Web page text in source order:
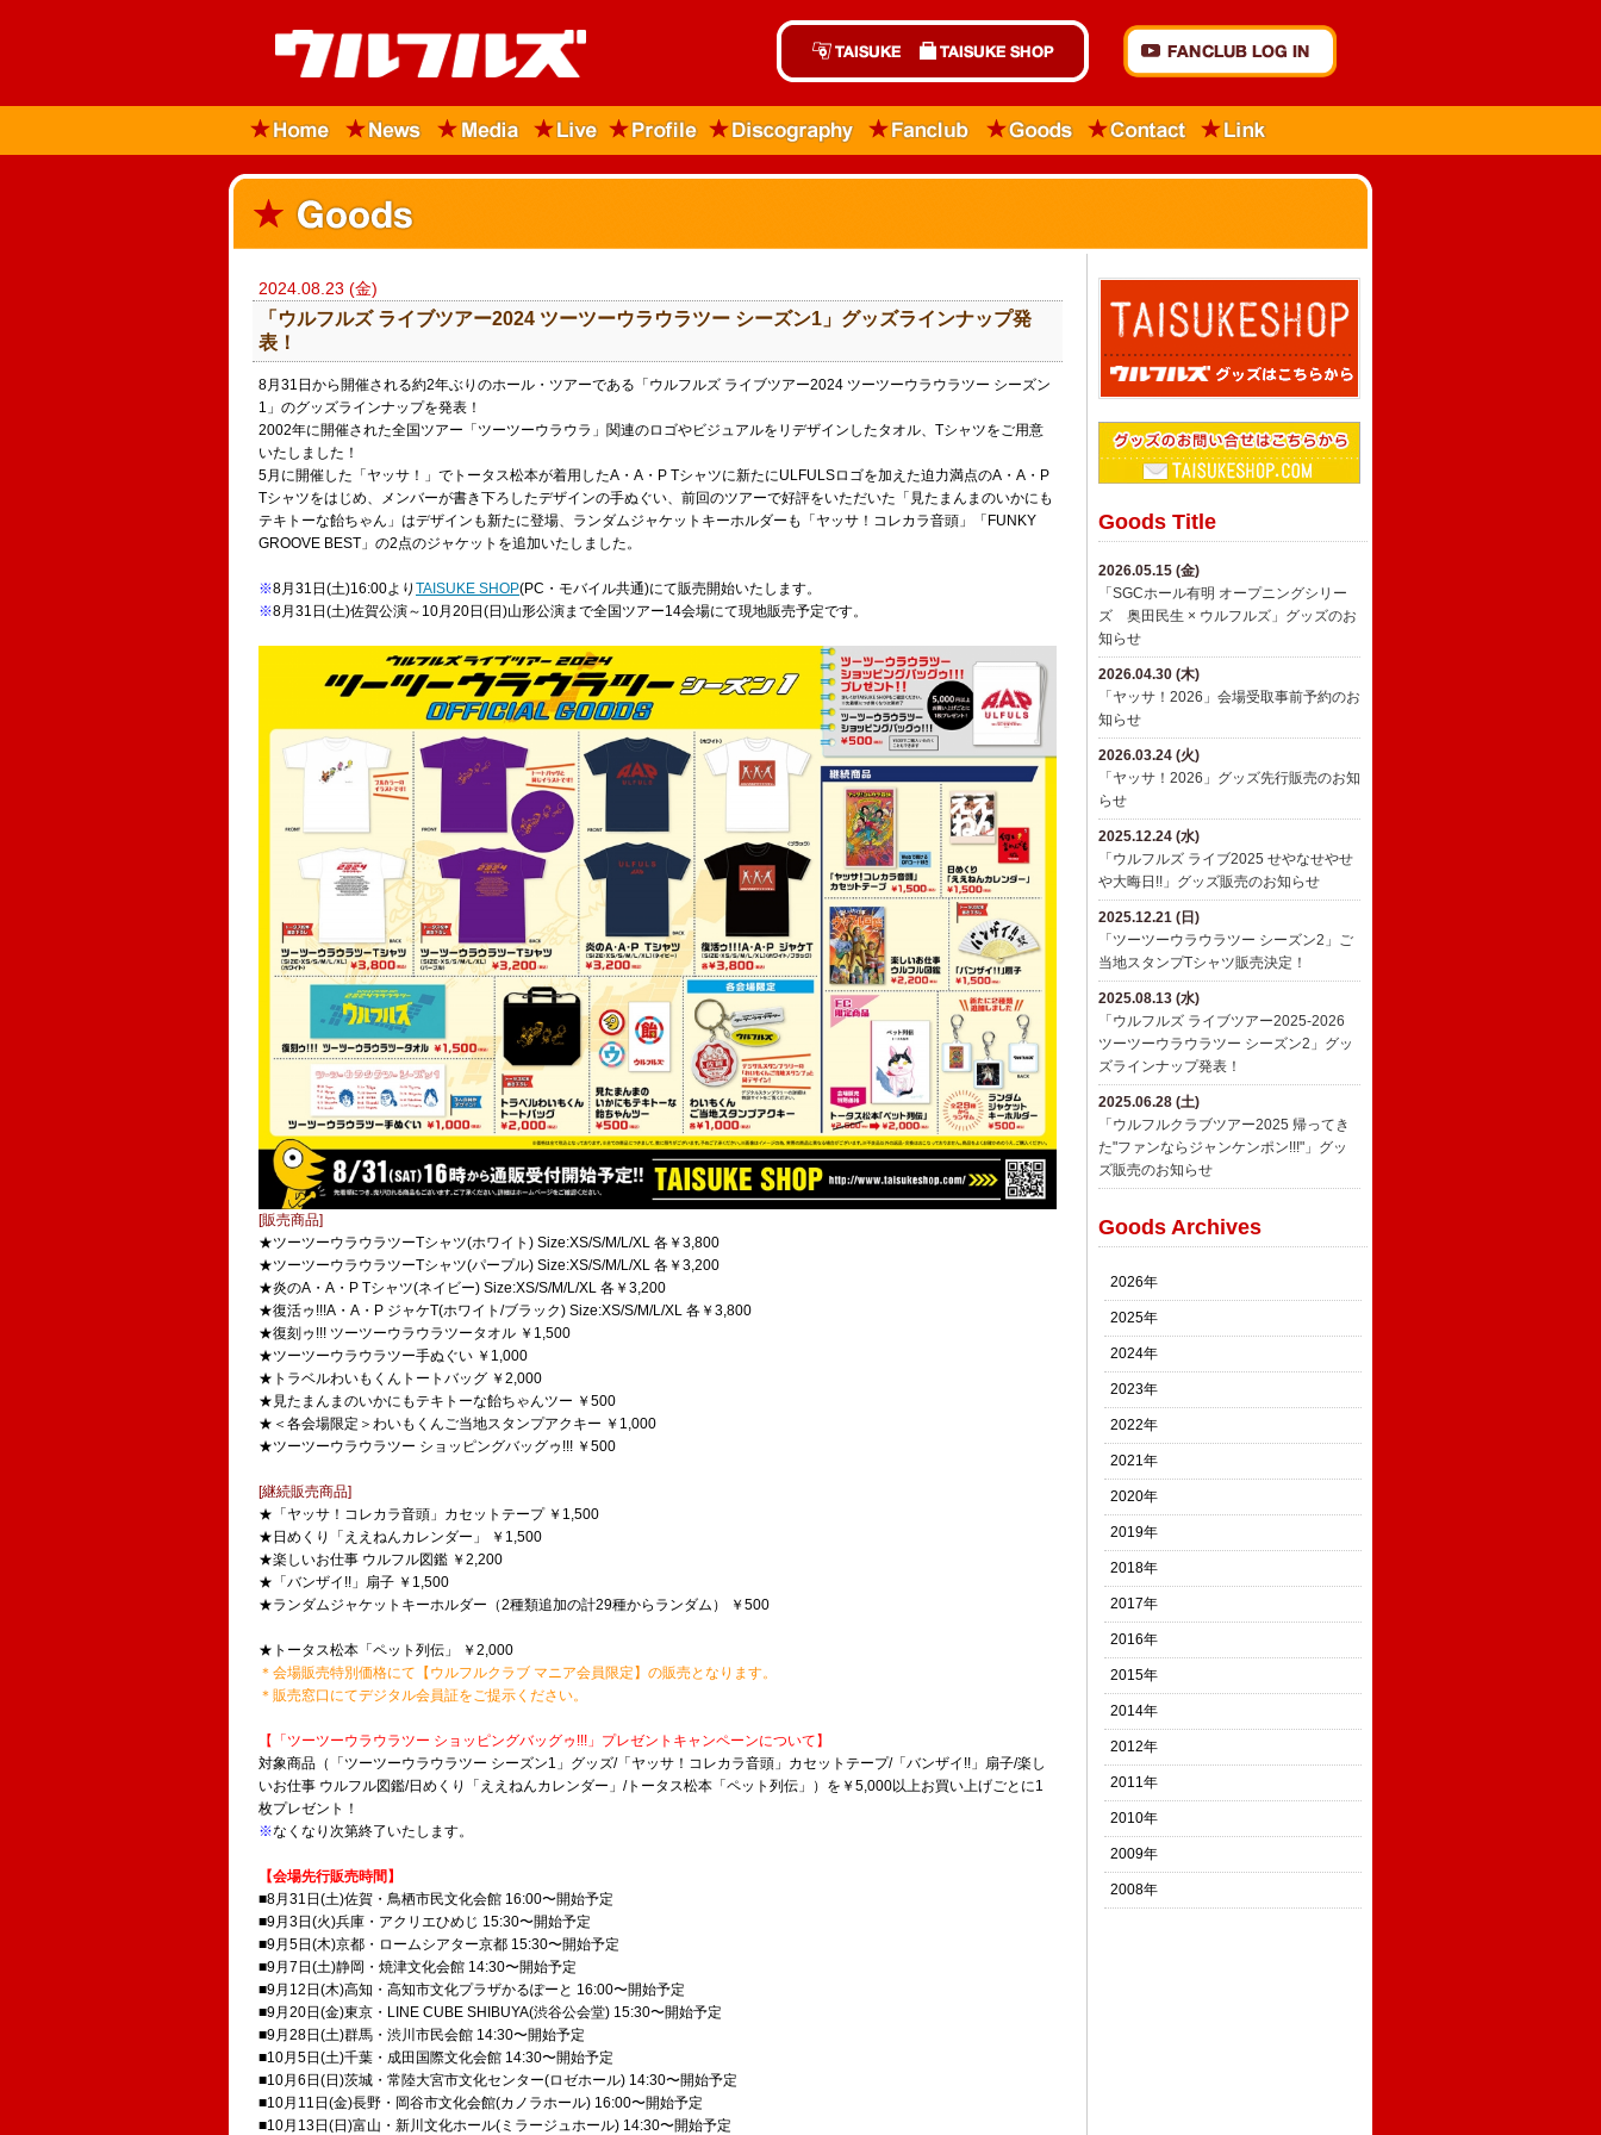
2024.08.23 (金)
「​​ウルフルズ ライブツアー2024 ツーツーウラウラツー シーズン1」グッズラインナップ発
表！
8月31日から開催される約2年ぶりのホール・ツアーである「ウルフルズ ライブツアー2024 ツーツーウラウラツー シーズン
1」のグッズラインナップを発表！
2002年に開催された全国ツアー「ツーツーウラウラ」関連のロゴやビジュアルをリデザインしたタオル、Tシャツをご用意
いたしました！
5月に開催した「ヤッサ！」でトータス松本が着用したA・A・P Tシャツに新たにULFULSロゴを加えた迫力満点のA・A・P
Tシャツをはじめ、メンバーが書き下ろしたデザインの手ぬぐい、前回のツアーで好評をいただいた「見たまんまのいかにも
テキトーな飴ちゃん」はデザインも新たに登場、ランダムジャケットキーホルダーも「ヤッサ！コレカラ音頭」「FUNKY
GROOVE BEST」の2点のジャケットを追加いたしました。
※8月31日(土)16:00より TAISUKE SHOP(PC・モバイル共通)にて販売開始いたします。
※8月31日(土)佐賀公演～10月20日(日)山形公演まで全国ツアー14会場にて現地販売予定です。
[販売商品]
★ツーツーウラウラツーTシャツ(ホワイト) Size:XS/S/M/L/XL 各￥3,800
★ツーツーウラウラツーTシャツ(パープル) Size:XS/S/M/L/XL 各￥3,200
★炎のA・A・P Tシャツ(ネイビー) Size:XS/S/M/L/XL 各￥3,200
★復活ゥ!!!A・A・P ジャケT(ホワイト/ブラック) Size:XS/S/M/L/XL 各￥3,800
★復刻ゥ!!! ツーツーウラウラツータオル ￥1,500
★ツーツーウラウラツー手ぬぐい ￥1,000
★トラベルわいもくんトートバッグ ￥2,000
★見たまんまのいかにもテキトーな飴ちゃんツー ￥500
★＜各会場限定＞わいもくんご当地スタンプアクキー ￥1,000
★ツーツーウラウラツー ショッピングバッグゥ!!! ￥500
[継続販売商品]
★「ヤッサ！コレカラ音頭」カセットテープ ￥1,500
★日めくり「ええねんカレンダー」 ￥1,500
★楽しいお仕事 ウルフル図鑑 ￥2,200
★「バンザイ!!」扇子 ￥1,500
★ランダムジャケットキーホルダー（2種類追加の計29種からランダム） ￥500
★トータス松本「ペット列伝」 ￥2,000
＊会場販売特別価格にて【ウルフルクラブ マニア会員限定】の販売となります。
＊販売窓口にてデジタル会員証をご提示ください。
【「ツーツーウラウラツー ショッピングバッグゥ!!!」プレゼントキャンペーンについて】
対象商品（「ツーツーウラウラツー シーズン1」グッズ/「ヤッサ！コレカラ音頭」カセットテープ/「バンザイ!!」扇子/楽し
いお仕事 ウルフル図鑑/日めくり「ええねんカレンダー」/トータス松本「ペット列伝」）を￥5,000以上お買い上げごとに1
枚プレゼント！
※なくなり次第終了いたします。
【会場先行販売時間】
■8月31日(土)佐賀・鳥栖市民文化会館 16:00〜開始予定
■9月3日(火)兵庫・アクリエひめじ 15:30〜開始予定
■9月5日(木)京都・ロームシアター京都 15:30〜開始予定
■9月7日(土)静岡・焼津文化会館 14:30〜開始予定
■9月12日(木)高知・高知市文化プラザかるぽーと 16:00〜開始予定
■9月20日(金)東京・LINE CUBE SHIBUYA(渋谷公会堂) 15:30〜開始予定
■9月28日(土)群馬・渋川市民会館 14:30〜開始予定
■10月5日(土)千葉・成田国際文化会館 14:30〜開始予定
■10月6日(日)茨城・常陸大宮市文化センター(ロゼホール) 14:30〜開始予定
■10月11日(金)長野・岡谷市文化会館(カノラホール) 16:00〜開始予定
■10月13日(日)富山・新川文化ホール(ミラージュホール) 14:30〜開始予定
Goods Title
2026.05.15 (金)
「SGCホール有明 オープニングシリー
ズ 奥田民生 × ウルフルズ」グッズのお
知らせ
2026.04.30 (木)
「ヤッサ！2026」会場受取事前予約のお
知らせ
2026.03.24 (火)
「ヤッサ！2026」グッズ先行販売のお知
らせ
2025.12.24 (水)
​「ウルフルズ ライブ2025 せやなせやせ
や大晦日!!」グッズ販売のお知らせ
2025.12.21 (日)
「ツーツーウラウラツー シーズン2」ご
当地スタンプTシャツ販売決定！
2025.08.13 (水)
「ウルフルズ ライブツアー2025-2026
ツーツーウラウラツー シーズン2」グッ
ズラインナップ発表！
2025.06.28 (土)
「ウルフルクラブツアー2025 帰ってき
た"ファンならジャンケンポン!!!"」グッ
ズ販売のお知らせ
Goods Archives
2026年
2025年
2024年
2023年
2022年
2021年
2020年
2019年
2018年
2017年
2016年
2015年
2014年
2012年
2011年
2010年
2009年
2008年